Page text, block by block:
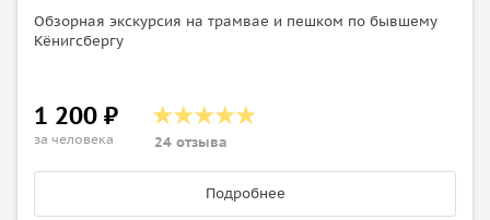
Обзорная экскурсия на трамвае и пешком по бывшему
Кёнигсбергу
1 200 ₽
за человека 24 отзыва
Подробнее